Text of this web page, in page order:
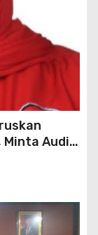
Minta Audit
Budi